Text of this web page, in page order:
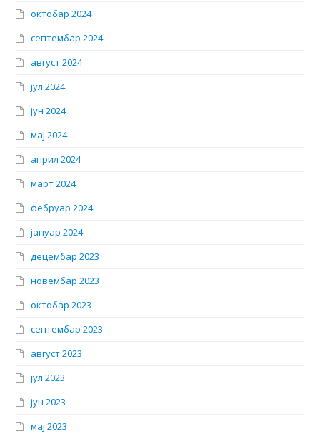
октобар 2024
септембар 2024
август 2024
јул 2024
јун 2024
мај 2024
април 2024
март 2024
фебруар 2024
јануар 2024
децембар 2023
новембар 2023
октобар 2023
септембар 2023
август 2023
јул 2023
јун 2023
мај 2023